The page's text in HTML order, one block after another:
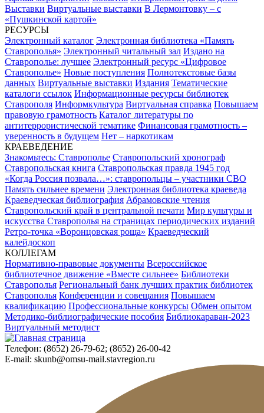
Выставки Виртуальные выставки В Лермонтовку – с
«Пушкинской картой»
РЕСУРСЫ
Электронный каталог Электронная библиотека «Память
Ставрополья» Электронный читальный зал Издано на
Ставрополье: лучшее Электронный ресурс «Цифровое
Ставрополье» Новые поступления Полнотекстовые базы
данных Виртуальные выставки Издания Тематические
каталоги ссылок Информационные ресурсы библиотек
Ставрополя Информкультура Виртуальная справка Повышаем
правовую грамотность Каталог литературы по
антитеррористической тематике Финансовая грамотность –
уверенность в будущем Нет – наркотикам
КРАЕВЕДЕНИЕ
Знакомьтесь: Ставрополье Ставропольский хронограф
Ставропольская книга Ставропольская правда 1945 год
«Когда Россия позвала…»: ставропольцы – участники СВО
Память сильнее времени Электронная библиотека краеведа
Краеведческая библиография Абрамовские чтения
Ставропольский край в центральной печати Мир культуры и
искусства Ставрополья на страницах периодических изданий
Ретро-точка «Воронцовская роща» Краеведческий
калейдоскоп
КОЛЛЕГАМ
Нормативно-правовые документы Всероссийское
библиотечное движение «Вместе сильнее» Библиотеки
Ставрополья Региональный банк лучших практик библиотек
Ставрополья Конференции и совещания Повышаем
квалификацию Профессиональные конкурсы Обмен опытом
Методико-библиографические пособия Библиокараван-2023
Виртуальный методист
Телефон: (8652) 26-79-62; (8652) 26-00-42
E-mail: skunb@omsu-mail.stavregion.ru